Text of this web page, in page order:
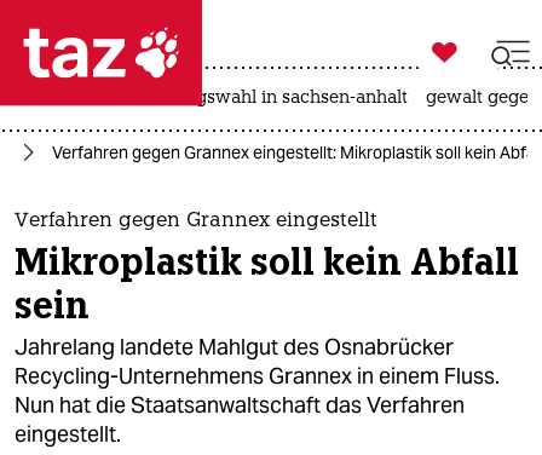
 taz zahl ich
taz zahl ich
themen
politik
öko
gesellschaft
kultur

taz zahl ich
landtagswahl in sachsen-anhalt gewalt
Verfahren gegen Grannex eingestellt: Mikroplastik soll kein
Verfahren gegen Grannex eingestellt
Mikroplastik soll kein Abfall
sein
Jahrelang landete Mahlgut des Osnabrücker
Recycling-Unternehmens Grannex in einem Fluss.
Nun hat die Staatsanwaltschaft das Verfahren
eingestellt.